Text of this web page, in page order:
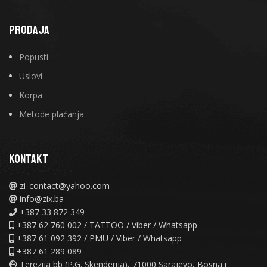
PRODAJA
Popusti
Uslovi
Korpa
Metode plaćanja
KONTAKT
zi_contact@yahoo.com
info@zix.ba
+387 33 872 349
+387 62 760 002 / TATTOO / Viber / Whatsapp
+387 61 092 392 / PMU / Viber / Whatsapp
+387 61 289 089
Terezija bb (P.G. Skenderija), 71000 Sarajevo, Bosna i